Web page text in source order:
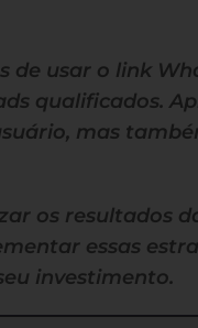
de usar o link
qualificados.
mas
os resultados
essas
investimento.